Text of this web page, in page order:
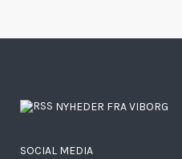
NYHEDER FRA VIBORG
SOCIAL MEDIA